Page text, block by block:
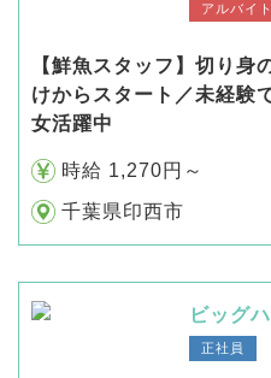
アルバイト
【鮮魚スタッフ】切り身
けからスタート／未経
女活躍中
時給 1,270円～
千葉県印西市
ビッグ
正社員